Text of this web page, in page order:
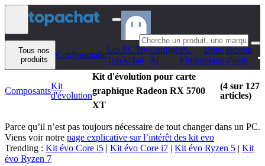
Aller au contenu
Tous nos
produits
Configomatic
Les PC By
TopAchat
Configo
Ai
PC
Finder
Bons
plans
Besoin
d'aide
ComposantsKit
d'évolution
Kit d'évolution pour carte
graphique Radeon RX 5700
XT
(4 sur 127
articles)
Parce qu’il n’est pas toujours nécessaire de tout changer dans un PC.
Viens voir notre page explicative sur l’intérêt des kit evo
Trending : Kit évo Core i5 | Kit évo Core i7 | Kit évo Ryzen 5 | Kit
évo Ryzen 7